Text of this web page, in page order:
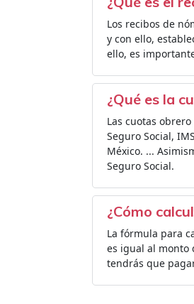
Los recibos de
y con ello,
ello, es
¿Qué es la
Las cuotas
Seguro Social,
México. ...
Seguro Social.
¿Cómo
La fórmula para
es igual al monto
tendrás que